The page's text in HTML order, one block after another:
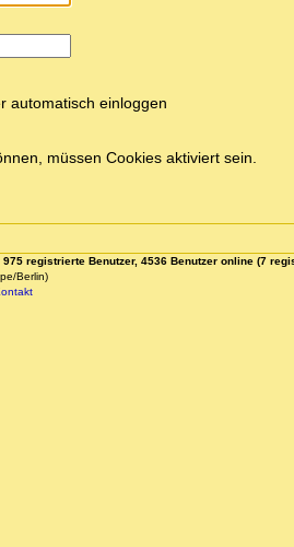
automatisch einloggen
müssen Cookies aktiviert sein.
registrierte Benutzer, 4536 Benutzer online (7
Berlin)